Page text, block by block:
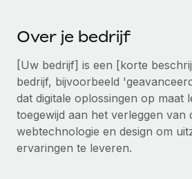
Vraag een expert
Achtergrondonderzoek
Vereenvoudig het
kandidaten
Compliance Watchtower
Remote Build
Binnenkort
Integraties en advies over AI-
CASESTUDY'S
Inzicht in salaris en talent
Inzichtencentrum
Support
Alle bronnen bekijken
Over je bedrijf
[Uw bedrijf] is een [korte
bedrijf, bijvoorbeeld
dat digitale oplossingen op maat
toegewijd aan het verleggen van
webtechnologie en design om
ervaringen te leveren.